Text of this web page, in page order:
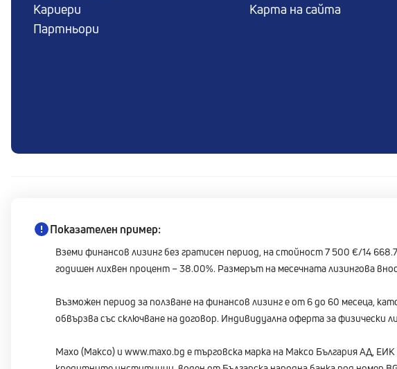
Кариери
Партньори
Карта на сайта
Показателен пример:
Вземи финансов лизинг без гратисен период, на стойност 7 500 €/14
годишен лихвен процент – 38.00%. Размерът на месечната лизингова
Възможен период за ползване на финансов лизинг е от 6 до 60 месеца,
обвързва със сключване на договор. Индивидуална оферта за физически
Maxo (Максо) и www.maxo.bg е търговска марка на Максо България АД,